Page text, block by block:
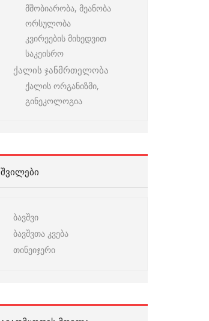
მშობიარობა, მეანობა
ორსულობა
კვირეების მიხედვით
საკეისრო
ქალის ჯანმრთელობა
ქალის ორგანიზმი,
გინეკოლოგია
ᲨᲕᲘᲚᲔᲑᲘ
ბავშვი
ბავშვთა კვება
თინეიჯერი